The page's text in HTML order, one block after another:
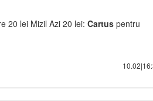
20 lei Mizil Azi 20 lei: Cartus pentru